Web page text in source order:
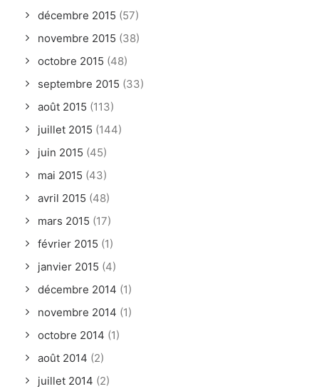
décembre 2015 (57)
novembre 2015 (38)
octobre 2015 (48)
septembre 2015 (33)
août 2015 (113)
juillet 2015 (144)
juin 2015 (45)
mai 2015 (43)
avril 2015 (48)
mars 2015 (17)
février 2015 (1)
janvier 2015 (4)
décembre 2014 (1)
novembre 2014 (1)
octobre 2014 (1)
août 2014 (2)
juillet 2014 (2)